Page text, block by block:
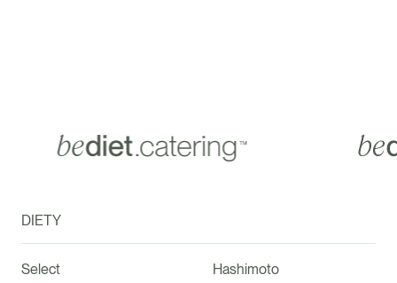
DIETY
Select
Hashimoto